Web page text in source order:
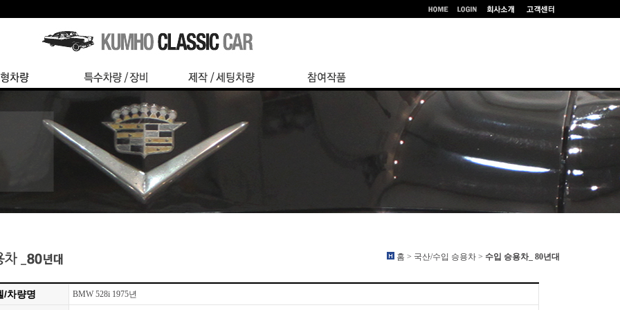
홈 > 국산/수입 승용차 > 수입 승용차_ 80년대
/차량명 BMW 528i 1975년